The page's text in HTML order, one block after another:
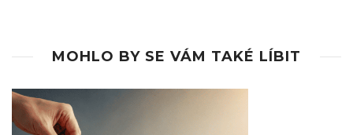
MOHLO BY SE VÁM TAKÉ LÍBIT